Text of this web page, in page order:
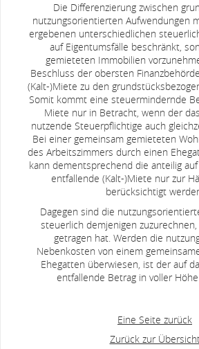
Die Differenzierung zwischen
nutzungsorientierten Aufwendungen
ergebenen unterschiedlichen
auf Eigentumsfälle beschränkt,
gemieteten Immobilien
Beschluss der obersten
(Kalt-)Miete zu den
Somit kommt eine steuermindernde
Miete nur in Betracht, wenn der
nutzende Steuerpflichtige auch
Bei einer gemeinsam gemieteten
des Arbeitszimmers durch einen
kann dementsprechend die anteilig
entfallende (Kalt-)Miete nur zur
berücksichtigt
Dagegen sind die
steuerlich demjenigen
getragen hat. Werden die
Nebenkosten von einem
Ehegatten überwiesen, ist der auf
entfallende Betrag in voller Höhe
Eine Seite zurück
Zurück zur